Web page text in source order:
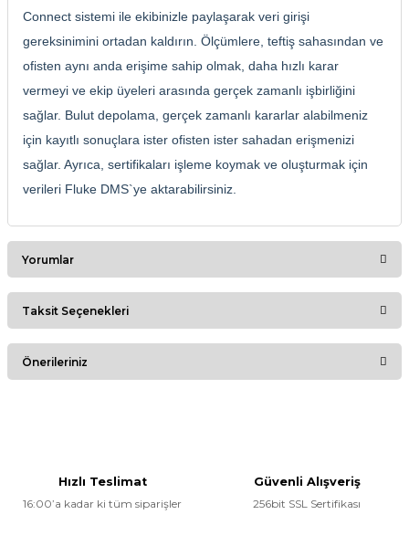
Connect sistemi ile ekibinizle paylaşarak veri girişi
gereksinimini ortadan kaldırın. Ölçümlere, teftiş sahasından ve
ofisten aynı anda erişime sahip olmak, daha hızlı karar
vermeyi ve ekip üyeleri arasında gerçek zamanlı işbirliğini
sağlar. Bulut depolama, gerçek zamanlı kararlar alabilmeniz
için kayıtlı sonuçlara ister ofisten ister sahadan erişmenizi
sağlar. Ayrıca, sertifikaları işleme koymak ve oluşturmak için
verileri Fluke DMS`ye aktarabilirsiniz.
Yorumlar
Bu ürüne ilk yorumu siz yapın!
Taksit Seçenekleri
Önerileriniz
Hızlı Teslimat
16:00’a kadar ki tüm siparişler
Güvenli Alışveriş
256bit SSL Sertifikası